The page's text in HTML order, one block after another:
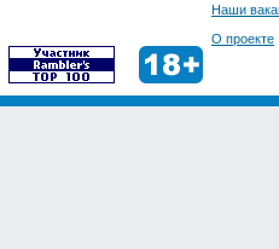
Наши
О проекте